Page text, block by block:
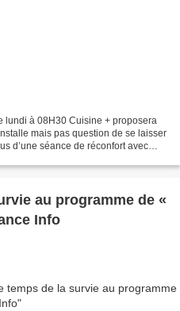
lundi à 08H30 Cuisine + proposera
mais pas question de se laisser
d’une séance de réconfort avec
au programme de «
Info